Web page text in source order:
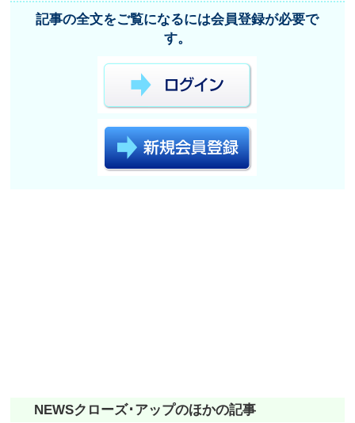
記事の全文をご覧になるには会員登録が必要で
す。
NEWSクローズ･アップのほかの記事